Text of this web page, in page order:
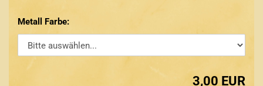
Metall Farbe:
3,00 EUR